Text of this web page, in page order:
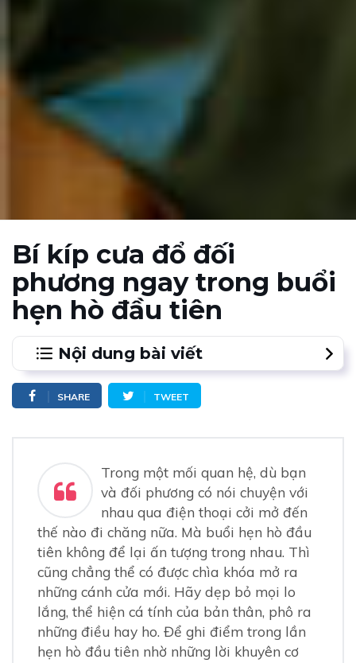
Bí kíp cưa đổ đối
phương ngay trong buổi
hẹn hò đầu tiên
Nội dung bài viết
1.Lên kế hoạch cho buổi hẹn hò đầu tiên
2.Tạo cho bản thân một sự thoải mái nhất trong buổi
Chia sẻ những gì trong buổi hẹn hò đầu tiên
Chào hỏi ấn tượng
Giữ nhịp độ của cuộc trò chuyện trong buổi hẹn hò đầu
tiên
Ai là người trả tiền?
5.Hãy nói cho đối phương biết cảm nhận của mình
trong buổi hẹn hò đầu tiên này
SHARE TWEET
Trong một mối quan hệ, dù bạn
và đối phương có nói chuyện với
nhau qua điện thoại cởi mở đến
thế nào đi chăng nữa. Mà buổi hẹn hò đầu
tiên không để lại ấn tượng trong nhau. Thì
cũng chẳng thể có được chìa khóa mở ra
những cánh cửa mới. Hãy dẹp bỏ mọi lo
lắng, thể hiện cá tính của bản thân, phô ra
những điều hay ho. Để ghi điểm trong lần
hẹn hò đầu tiên nhờ những lời khuyên cơ